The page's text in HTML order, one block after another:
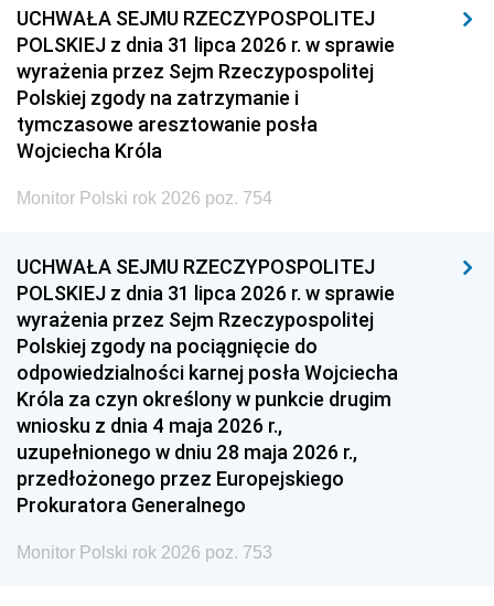
UCHWAŁA SEJMU RZECZYPOSPOLITEJ
POLSKIEJ z dnia 31 lipca 2026 r. w sprawie
wyrażenia przez Sejm Rzeczypospolitej
Polskiej zgody na zatrzymanie i
tymczasowe aresztowanie posła
Wojciecha Króla
Monitor Polski rok 2026 poz. 754
UCHWAŁA SEJMU RZECZYPOSPOLITEJ
POLSKIEJ z dnia 31 lipca 2026 r. w sprawie
wyrażenia przez Sejm Rzeczypospolitej
Polskiej zgody na pociągnięcie do
odpowiedzialności karnej posła Wojciecha
Króla za czyn określony w punkcie drugim
wniosku z dnia 4 maja 2026 r.,
uzupełnionego w dniu 28 maja 2026 r.,
przedłożonego przez Europejskiego
Prokuratora Generalnego
Monitor Polski rok 2026 poz. 753